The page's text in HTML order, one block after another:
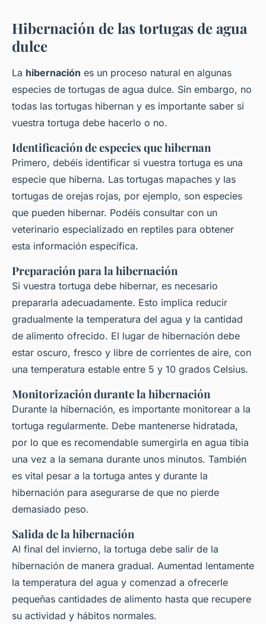
Hibernación de las tortugas de agua
dulce
La hibernación es un proceso natural en algunas
especies de tortugas de agua dulce. Sin embargo, no
todas las tortugas hibernan y es importante saber si
vuestra tortuga debe hacerlo o no.
Identificación de especies que hibernan
Primero, debéis identificar si vuestra tortuga es una
especie que hiberna. Las tortugas mapaches y las
tortugas de orejas rojas, por ejemplo, son especies
que pueden hibernar. Podéis consultar con un
veterinario especializado en reptiles para obtener
esta información específica.
Preparación para la hibernación
Si vuestra tortuga debe hibernar, es necesario
prepararla adecuadamente. Esto implica reducir
gradualmente la temperatura del agua y la cantidad
de alimento ofrecido. El lugar de hibernación debe
estar oscuro, fresco y libre de corrientes de aire, con
una temperatura estable entre 5 y 10 grados Celsius.
Monitorización durante la hibernación
Durante la hibernación, es importante monitorear a la
tortuga regularmente. Debe mantenerse hidratada,
por lo que es recomendable sumergirla en agua tibia
una vez a la semana durante unos minutos. También
es vital pesar a la tortuga antes y durante la
hibernación para asegurarse de que no pierde
demasiado peso.
Salida de la hibernación
Al final del invierno, la tortuga debe salir de la
hibernación de manera gradual. Aumentad lentamente
la temperatura del agua y comenzad a ofrecerle
pequeñas cantidades de alimento hasta que recupere
su actividad y hábitos normales.